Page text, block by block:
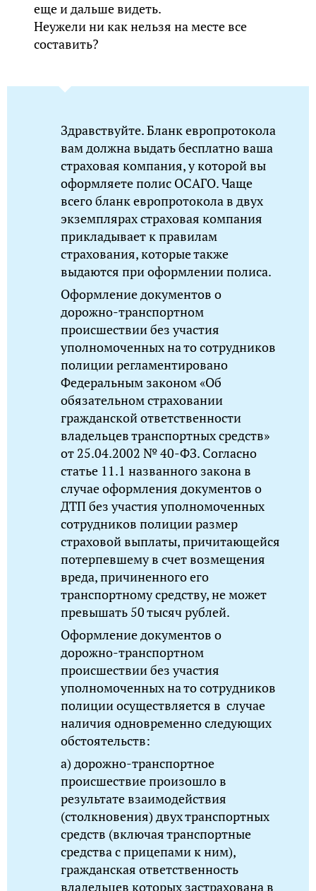
еще и дальше видеть.
Неужели ни как нельзя на месте все
составить?
Здравствуйте. Бланк европротокола
вам должна выдать бесплатно ваша
страховая компания, у которой вы
оформляете полис ОСАГО. Чаще
всего бланк европротокола в двух
экземплярах страховая компания
прикладывает к правилам
страхования, которые также
выдаются при оформлении полиса.
Оформление документов о
дорожно-транспортном
происшествии без участия
уполномоченных на то сотрудников
полиции регламентировано
Федеральным законом «Об
обязательном страховании
гражданской ответственности
владельцев транспортных средств»
от 25.04.2002 № 40-ФЗ. Согласно
статье 11.1 названного закона в
случае оформления документов о
ДТП без участия уполномоченных
сотрудников полиции размер
страховой выплаты, причитающейся
потерпевшему в счет возмещения
вреда, причиненного его
транспортному средству, не может
превышать 50 тысяч рублей.
Оформление документов о
дорожно-транспортном
происшествии без участия
уполномоченных на то сотрудников
полиции осуществляется в случае
наличия одновременно следующих
обстоятельств:
а) дорожно-транспортное
происшествие произошло в
результате взаимодействия
(столкновения) двух транспортных
средств (включая транспортные
средства с прицепами к ним),
гражданская ответственность
владельцев которых застрахована в